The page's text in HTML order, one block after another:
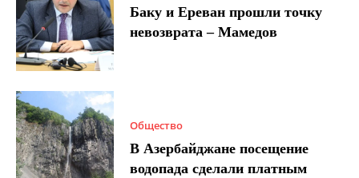
Баку и Ереван прошли точку
невозврата – Мамедов
Общество
В Азербайджане посещение
водопада сделали платным